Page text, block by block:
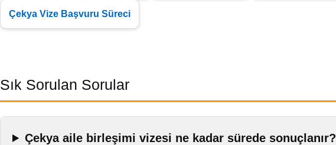
Çekya Vize Başvuru Süreci
Sık Sorulan Sorular
Çekya aile birleşimi vizesi ne kadar sürede sonuçlanır?